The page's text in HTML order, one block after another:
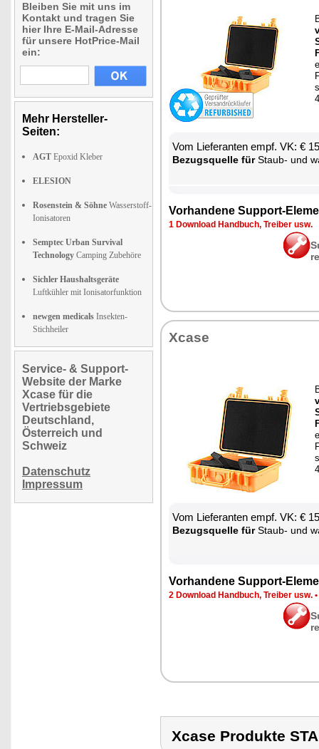
Bleiben Sie mit uns im
Kontakt und tragen Sie
hier Ihre E-Mail-Adresse
für unsere HotPrice-Mail
ein:
Mehr Hersteller-
Seiten:
AGT Epoxid Kleber
ELESION
Rosenstein & Söhne Wasserstoff-
Ionisatoren
Semptec Urban Survival
Technology Camping Zubehöre
Sichler Haushaltsgeräte
Luftkühler mit Ionisatorfunktion
newgen medicals Insekten-
Stichheiler
Service- & Support-
Website der Marke
Xcase für die
Vertriebsgebiete
Deutschland,
Österreich und
Schweiz
Datenschutz
Impressum
Vom Lie­fe­ran­ten empf. VK: €
Be­zugs­quel­le fürStaub- und
Vor­han­de­ne Sup­port-
1 Down­load Hand­buch, Trei­ber usw.
Xca­se
Vom Lie­fe­ran­ten empf. VK: €
Be­zugs­quel­le fürStaub- und
Vor­han­de­ne Sup­port-
2 Down­load Hand­buch, Trei­ber usw. •
Xcase Produkte